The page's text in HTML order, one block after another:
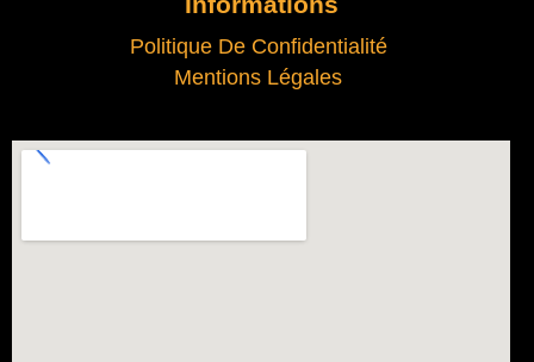
Politique De Confidentialité
Mentions Légales